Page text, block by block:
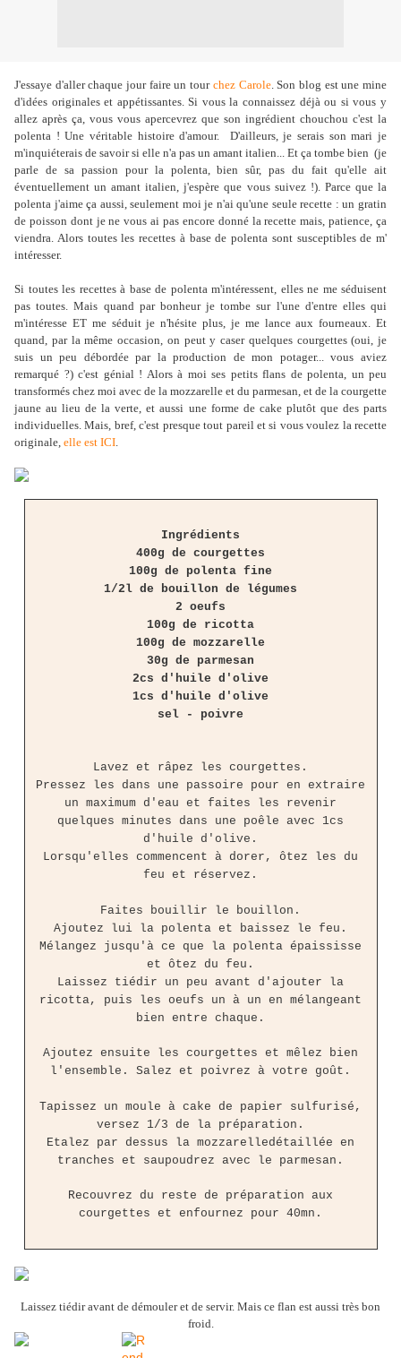
J'essaye d'aller chaque jour faire un tour chez Carole. Son blog est une mine
d'idées originales et appétissantes. Si vous la connaissez déjà ou si vous y
allez après ça, vous vous apercevrez que son ingrédient chouchou c'est la
polenta ! Une véritable histoire d'amour. D'ailleurs, je serais son mari je
m'inquiéterais de savoir si elle n'a pas un amant italien... Et ça tombe bien (je
parle de sa passion pour la polenta, bien sûr, pas du fait qu'elle ait
éventuellement un amant italien, j'espère que vous suivez !). Parce que la
polenta j'aime ça aussi, seulement moi je n'ai qu'une seule recette : un gratin
de poisson dont je ne vous ai pas encore donné la recette mais, patience, ça
viendra. Alors toutes les recettes à base de polenta sont susceptibles de m'
intéresser.
Si toutes les recettes à base de polenta m'intéressent, elles ne me séduisent
pas toutes. Mais quand par bonheur je tombe sur l'une d'entre elles qui
m'intéresse ET me séduit je n'hésite plus, je me lance aux fourneaux. Et
quand, par la même occasion, on peut y caser quelques courgettes (oui, je
suis un peu débordée par la production de mon potager... vous aviez
remarqué ?) c'est génial ! Alors à moi ses petits flans de polenta, un peu
transformés chez moi avec de la mozzarelle et du parmesan, et de la courgette
jaune au lieu de la verte, et aussi une forme de cake plutôt que des parts
individuelles. Mais, bref, c'est presque tout pareil et si vous voulez la recette
originale, elle est ICI.
Ingrédients
400g de courgettes
100g de polenta fine
1/2l de bouillon de légumes
2 oeufs
100g de ricotta
100g de mozzarelle
30g de parmesan
2cs d'huile d'olive
1cs d'huile d'olive
sel - poivre
Lavez et râpez les courgettes.
Pressez les dans une passoire pour en extraire
un maximum d'eau et faites les revenir
quelques minutes dans une poêle avec 1cs
d'huile d'olive.
Lorsqu'elles commencent à dorer, ôtez les du
feu et réservez.
Faites bouillir le bouillon.
Ajoutez lui la polenta et baissez le feu.
Mélangez jusqu'à ce que la polenta épaississe
et ôtez du feu.
Laissez tiédir un peu avant d'ajouter la
ricotta, puis les oeufs un à un en mélangeant
bien entre chaque.
Ajoutez ensuite les courgettes et mêlez bien
l'ensemble. Salez et poivrez à votre goût.
Tapissez un moule à cake de papier sulfurisé,
versez 1/3 de la préparation.
Etalez par dessus la mozzarelledétaillée en
tranches et saupoudrez avec le parmesan.
Recouvrez du reste de préparation aux
courgettes et enfournez pour 40mn.
Laissez tiédir avant de démouler et de servir. Mais ce flan est aussi très bon
froid.